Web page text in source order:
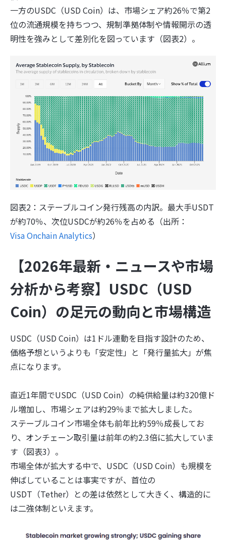
一方のUSDC（USD Coin）は、市場シェア約26％で第2
位の流通規模を持ちつつ、規制準拠体制や情報開示の透
明性を強みとして差別化を図っています（図表2）。
図表2：ステーブルコイン発行残高の内訳。最大手USDT
が約70％、次位USDCが約26％を占める（出所：
Visa Onchain Analytics）
【2026年最新・ニュースや市場
分析から考察】USDC （USD
Coin） の足元の動向と市場構造
USDC（USD Coin）は1ドル連動を目指す設計のため、
価格予想というよりも「安定性」と「発行量拡大」が焦
点になります。
直近1年間でUSDC（USD Coin）の純供給量は約320億ド
ル増加し、市場シェアは約29％まで拡大しました。
ステーブルコイン市場全体も前年比約59％成長してお
り、オンチェーン取引量は前年の約2.3倍に拡大していま
す（図表3）。
市場全体が拡大する中で、USDC（USD Coin）も規模を
伸ばしていることは事実ですが、首位の
USDT（Tether）との差は依然として大きく、構造的に
は二強体制といえます。